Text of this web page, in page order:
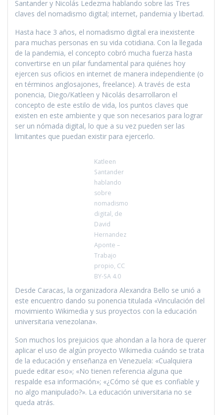
Santander y Nicolás Ledezma hablando sobre las Tres
claves del nomadismo digital; internet, pandemia y libertad.
Hasta hace 3 años, el nomadismo digital era inexistente
para muchas personas en su vida cotidiana. Con la llegada
de la pandemia, el concepto cobró mucha fuerza hasta
convertirse en un pilar fundamental para quiénes hoy
ejercen sus oficios en internet de manera independiente (o
en términos anglosajones, freelance). A través de esta
ponencia, Diego/Katleen y Nicolás desarrollaron el
concepto de este estilo de vida, los puntos claves que
existen en este ambiente y que son necesarios para lograr
ser un nómada digital, lo que a su vez pueden ser las
limitantes que puedan existir para ejercerlo.
Katleen
Santander
hablando
sobre
nomadismo
digital, de
David
Hernandez
Aponte –
Trabajo
propio, CC
BY-SA 4.0
Desde Caracas, la organizadora Alexandra Bello se unió a
este encuentro dando su ponencia titulada «Vinculación del
movimiento Wikimedia y sus proyectos con la educación
universitaria venezolana».
Son muchos los prejuicios que ahondan a la hora de querer
aplicar el uso de algún proyecto Wikimedia cuándo se trata
de la educación y enseñanza en Venezuela: «Cualquiera
puede editar eso»; «No tienen referencia alguna que
respalde esa información»; «¿Cómo sé que es confiable y
no algo manipulado?». La educación universitaria no se
queda atrás.